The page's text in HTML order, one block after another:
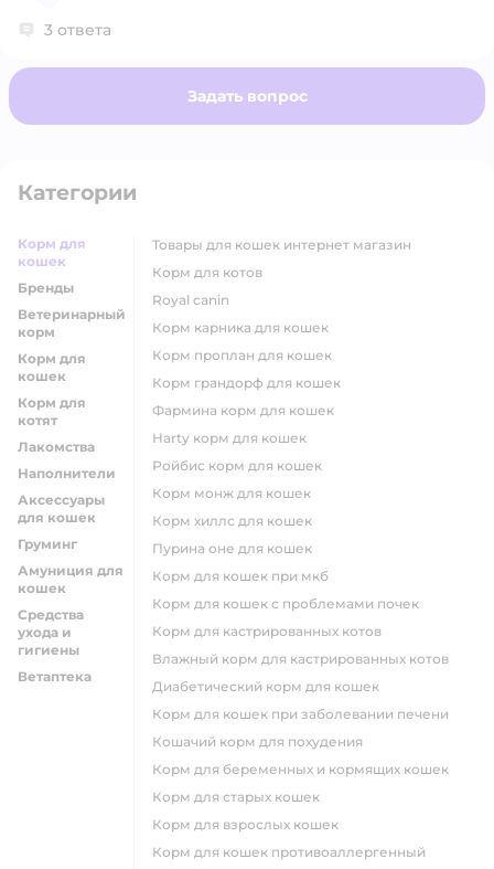
3 ответа
Задать вопрос
Категории
Корм для
кошек
Бренды
Ветеринарный
корм
Корм для
кошек
Корм для
котят
Лакомства
Наполнители
Аксессуары
для кошек
Груминг
Амуниция для
кошек
Средства
ухода и
гигиены
Ветаптека
товары для кошек интернет магазин
корм для котов
royal canin
корм карника для кошек
корм проплан для кошек
корм грандорф для кошек
фармина корм для кошек
harty корм для кошек
ройбис корм для кошек
корм монж для кошек
корм хиллс для кошек
пурина оне для кошек
корм для кошек при мкб
корм для кошек с проблемами почек
Корм для кастрированных котов
влажный корм для кастрированных котов
диабетический корм для кошек
корм для кошек при заболевании печени
кошачий корм для похудения
корм для беременных и кормящих кошек
корм для старых кошек
корм для взрослых кошек
корм для кошек противоаллергенный